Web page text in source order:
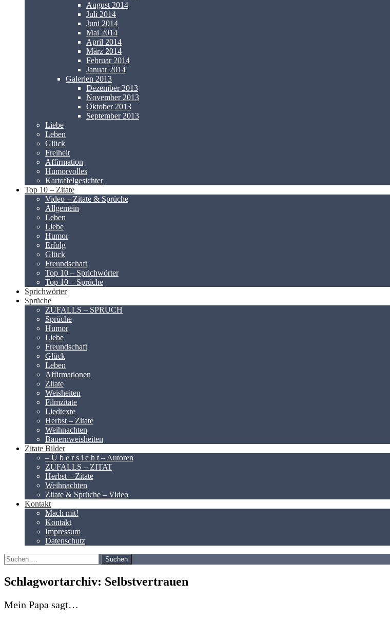
August 2014
Juli 2014
Juni 2014
Mai 2014
April 2014
März 2014
Februar 2014
Januar 2014
Galerien 2013
Dezember 2013
November 2013
Oktober 2013
September 2013
Liebe
Leben
Glück
Freiheit
Affirmation
Humorvolles
Kartoffelgesichter
Top 10 – Zitate
Video – Zitate & Sprüche
Allgemein
Leben
Liebe
Humor
Erfolg
Glück
Freundschaft
Top 10 – Sprichwörter
Top 10 – Sprüche
Sprichwörter
Sprüche
ZUFALLS – SPRUCH
Sprüche
Humor
Liebe
Freundschaft
Glück
Leben
Affirmationen
Zitate
Weisheiten
Filmzitate
Liedtexte
Herbst – Zitate
Weihnachten
Bauernweisheiten
Zitate Bilder
– Ü b e r s i c h t – Autoren
ZUFALLS – ZITAT
Herbst – Zitate
Weihnachten
Zitate & Sprüche – Video
Kontakt
Mach mit!
Kontakt
Impressum
Datenschutz
Suchen
nach:
Schlagwortarchiv: Selbstvertrauen
Mein Papa sagt…